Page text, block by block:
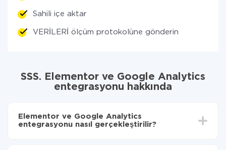
Sahili içe aktar
VERİLERİ ölçüm protokolüne gönderin
SSS. Elementor ve Google Analytics
entegrasyonu hakkında
Elementor ve Google Analytics
entegrasyonu nasıl gerçekleştirilir?